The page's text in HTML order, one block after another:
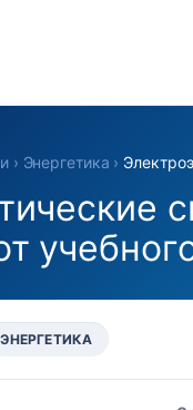
› Энергетика ›
ЭНЕРГЕТИКА